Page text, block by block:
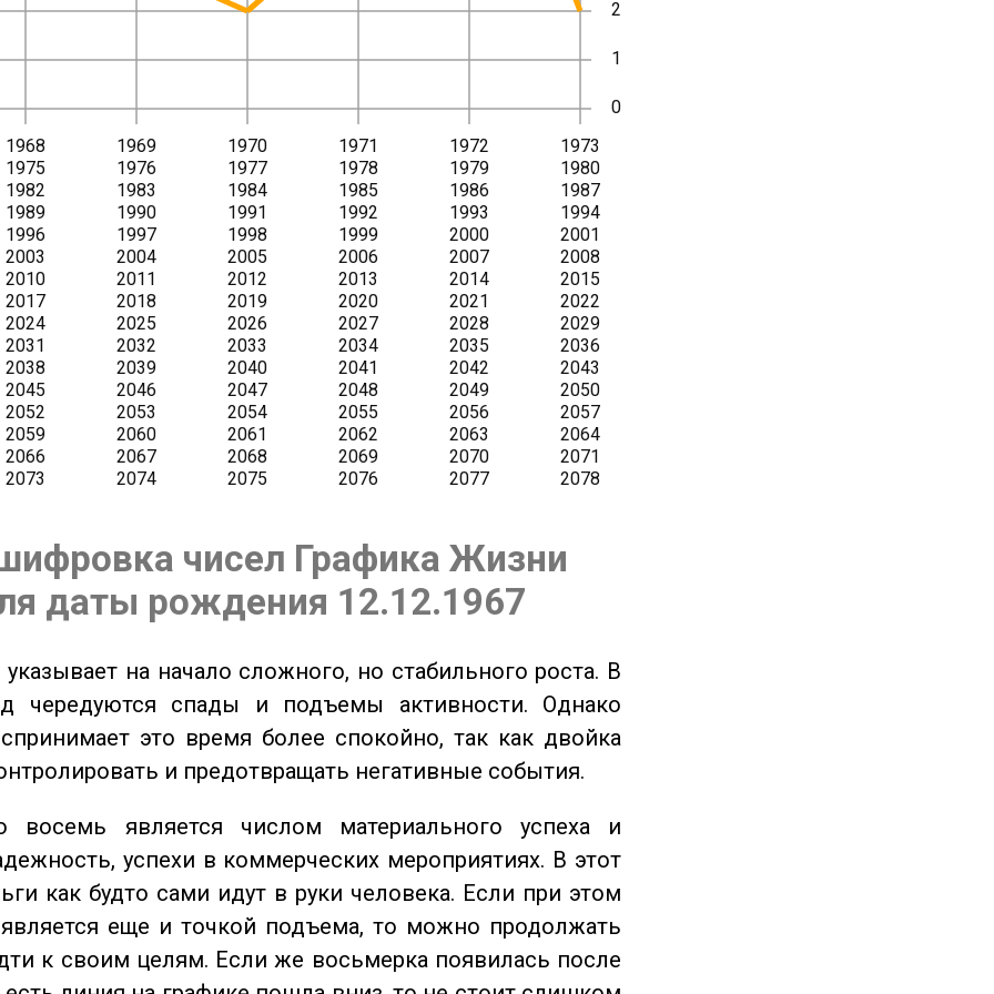
чисел Графика Жизни
даты рождения 12.12.1967
на начало сложного, но стабильного роста. В
чередуются спады и подъемы активности. Однако
это время более спокойно, так как двойка
и предотвращать негативные события.
является числом материального успеха и
успехи в коммерческих мероприятиях. В этот
как будто сами идут в руки человека. Если при этом
еще и точкой подъема, то можно продолжать
к своим целям. Если же восьмерка появилась после